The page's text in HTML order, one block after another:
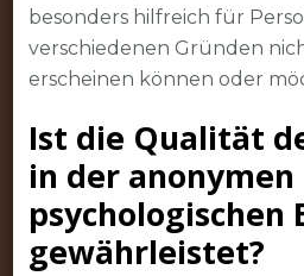
besonders hilfreich für
verschiedenen Gründen
erscheinen können oder
Ist die Qualität
in der anonymen
psychologischen
gewährleistet?